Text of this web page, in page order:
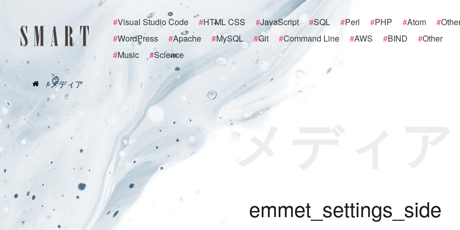
#Visual Studio Code #HTML CSS #JavaScript #SQL #Perl #PHP #Atom #
#WordPress #Apache #MySQL #Git #Command Line #AWS #BIND #Other
#Music #Science
/ メディア
メディア
emmet_ settings side